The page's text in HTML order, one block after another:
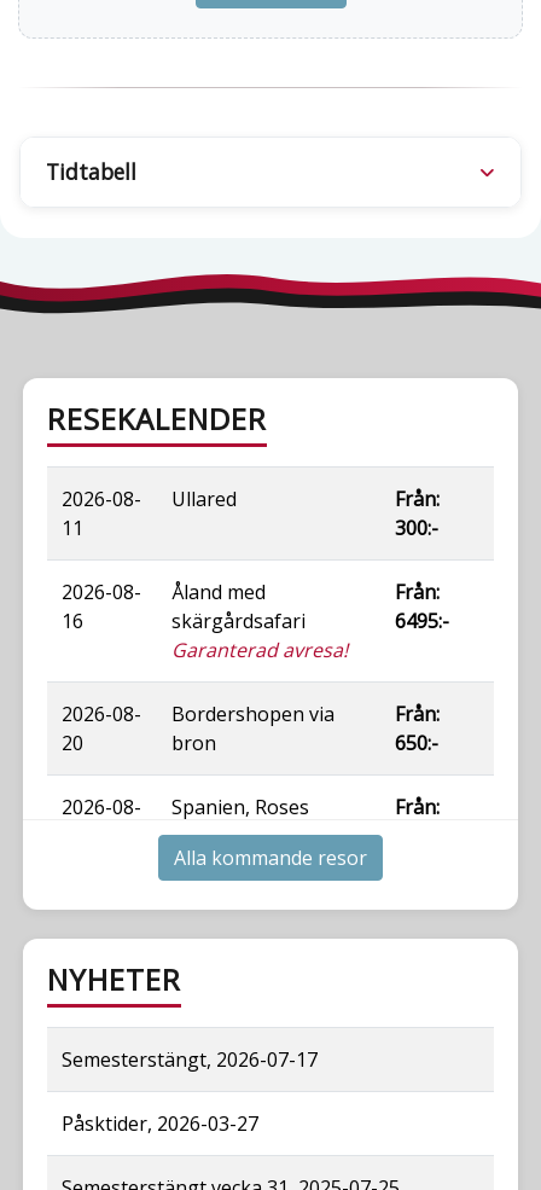
Tidtabell
RESEKALENDER
2026-08-
11
Ullared
Från:
300:-
2026-08-
16
Åland med
skärgårdsafari
Garanterad avresa!
Från:
6495:-
2026-08-
20
Bordershopen via
bron
Från:
650:-
2026-08-
Spanien, Roses
Från:
Alla kommande resor
NYHETER
Semesterstängt, 2026-07-17
Påsktider, 2026-03-27